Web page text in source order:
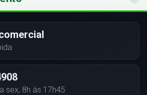
sex, 8h às 17h45